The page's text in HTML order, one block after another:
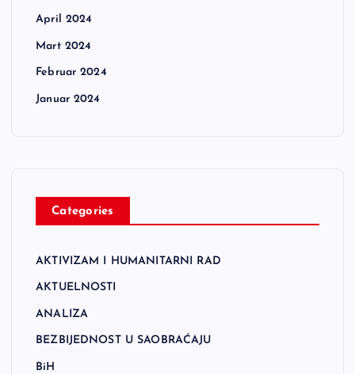
April 2024
Mart 2024
Februar 2024
Januar 2024
Categories
AKTIVIZAM I HUMANITARNI RAD
AKTUELNOSTI
ANALIZA
BEZBIJEDNOST U SAOBRAĆAJU
BiH